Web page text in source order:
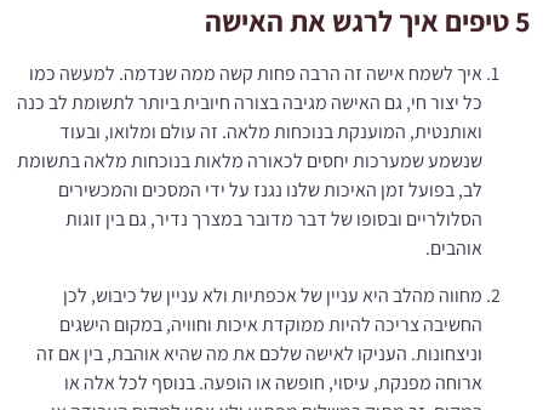
5 טיפים איך לרגש את האישה
איך לשמח אישה זה הרבה פחות קשה ממה שנדמה. למעשה כמו
כל יצור חי, גם האישה מגיבה בצורה חיובית ביותר לתשומת לב כנה
ואותנטית, המוענקת בנוכחות מלאה. זה עולם ומלואו, ובעוד
שנשמע שמערכות יחסים לכאורה מלאות בנוכחות מלאה בתשומת
לב, בפועל זמן האיכות שלנו נגנז על ידי המסכים והמכשירים
הסלולריים ובסופו של דבר מדובר במצרך נדיר, גם בין זוגות
אוהבים.
מחווה מהלב היא עניין של אכפתיות ולא עניין של כיבוש, לכן
החשיבה צריכה להיות ממוקדת איכות וחוויה, במקום הישגים
וניצחונות. העניקו לאישה שלכם את מה שהיא אוהבת, בין אם זה
ארוחה מפנקת, עיסוי, חופשה או הופעה. בנוסף לכל אלה או